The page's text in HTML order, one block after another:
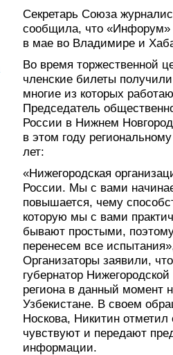
Секретарь Союза
сообщила, что «Инфорум»
в мае во Владимире и
Во время торжественной
членские билеты
многие из которых
Председатель
России в Нижнем
в этом году
лет:
«Нижегородская
России. Мы с вами
повышается, чему
которую мы с вами
бывают простыми,
перенесем все
Организаторы заявили,
губернатор
региона в данный момент
Узбекистане. В своем
Носкова, Никитин
чувствуют и передают
информации.